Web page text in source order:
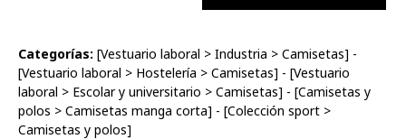
Categorías: [Vestuario laboral > Industria > Camisetas] -
[Vestuario laboral > Hostelería > Camisetas] - [Vestuario
laboral > Escolar y universitario > Camisetas] - [Camisetas y
polos > Camisetas manga corta] - [Colección sport >
Camisetas y polos]